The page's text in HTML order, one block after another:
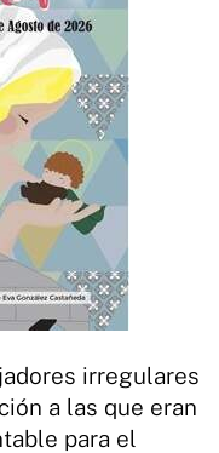
irregulares
a las que eran
para el